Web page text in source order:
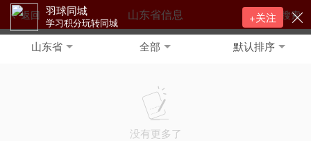
返回 搜索
山东省信息
山东省 全部 默认排序
没有更多了
羽球同城
学习积分玩转同城 +关注